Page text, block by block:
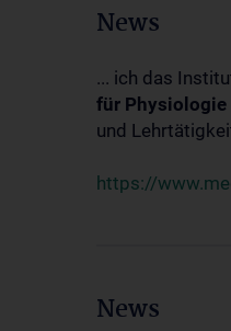
News
... ich das
für Physiologie
und
https://
News